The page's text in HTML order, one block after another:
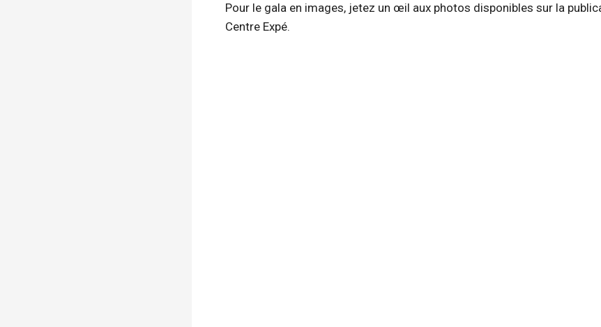
Pour le gala en images, jetez un œil aux photos disponibles sur la
Centre Expé.